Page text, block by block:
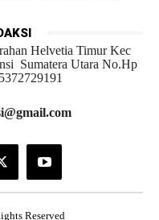
Helvetia Timur Kec
Sumatera Utara No.Hp
Reserved